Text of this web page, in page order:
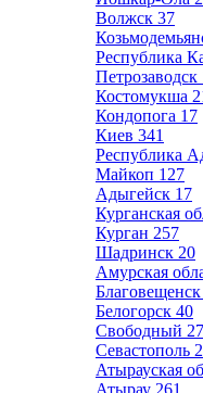
Волжск 37
Республика
Петрозаводск
Костомукша
Кондопога 17
Киев 341
Республика
Майкоп 127
Адыгейск 17
Курганская
Курган 257
Шадринск 20
Амурская
Благовещенск
Белогорск 40
Свободный 27
Севастополь
Атырауская
Атырау 261